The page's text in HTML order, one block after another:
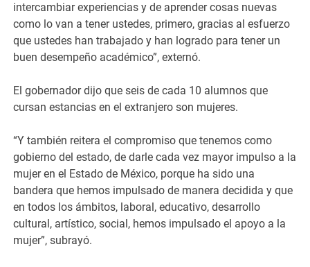
intercambiar experiencias y de aprender cosas nuevas
como lo van a tener ustedes, primero, gracias al esfuerzo
que ustedes han trabajado y han logrado para tener un
buen desempeño académico”, externó.
El gobernador dijo que seis de cada 10 alumnos que
cursan estancias en el extranjero son mujeres.
“Y también reitera el compromiso que tenemos como
gobierno del estado, de darle cada vez mayor impulso a la
mujer en el Estado de México, porque ha sido una
bandera que hemos impulsado de manera decidida y que
en todos los ámbitos, laboral, educativo, desarrollo
cultural, artístico, social, hemos impulsado el apoyo a la
mujer”, subrayó.